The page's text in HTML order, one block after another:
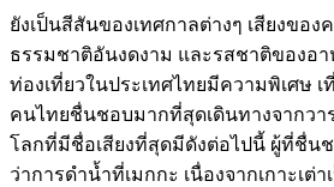
ยังเป็นสีสันของเทศกาลต่างๆ เสียงของ
ธรรมชาติอันงดงาม และรสชาติของอา
ท่องเที่ยวในประเทศไทยมีความพิเศษ
คนไทยชื่นชอบมากที่สุดเดินทางจากวา
โลกที่มีชื่อเสียงที่สุดมีดังต่อไปนี้ ผู้ที่ชื่น
ว่าการดำน้ำที่เมกกะ เนื่องจากเกาะเต่า